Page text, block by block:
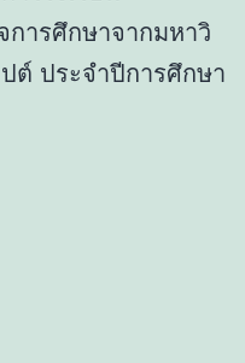
ารศึกษาจากมหาวิ
ต์ ประจำปีการศึกษา